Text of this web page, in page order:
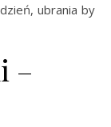
ubrania by
–